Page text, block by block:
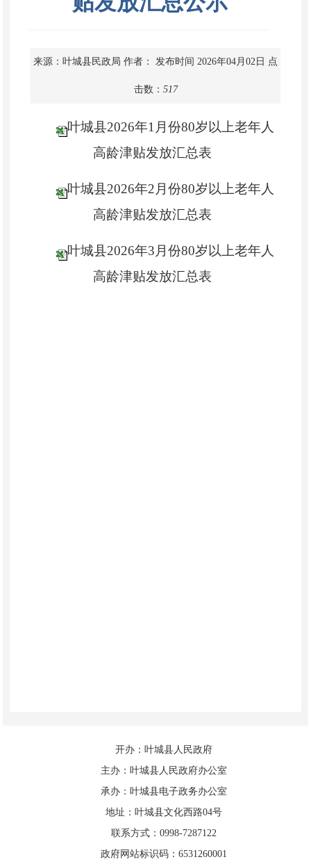
来源：叶城县民政局 作者： 发布时间 2026年04月02日 点
击数： 517
叶城县2026年1月份80岁以上老年人
高龄津贴发放汇总表
叶城县2026年2月份80岁以上老年人
高龄津贴发放汇总表
叶城县2026年3月份80岁以上老年人
高龄津贴发放汇总表
开办：叶城县人民政府
主办：叶城县人民政府办公室
承办：叶城县电子政务办公室
地址：叶城县文化西路04号
联系方式：0998-7287122
政府网站标识码：6531260001